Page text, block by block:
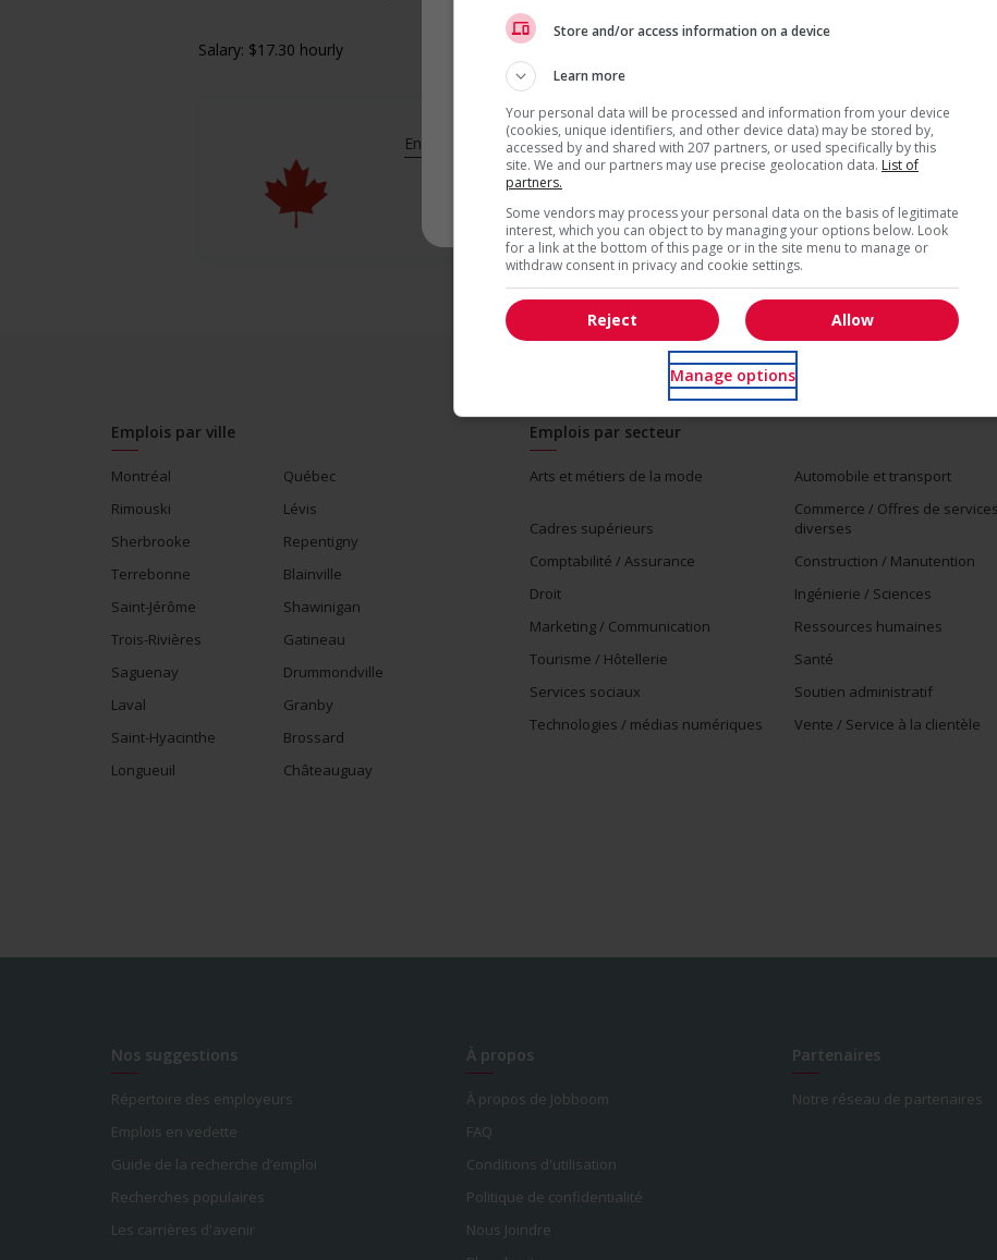
Recevez les emplois similaires
* Vous pouvez annuler cette alerte emploi à tout moment
Salary: $17.30 hourly
En savoir plus
Emplois par ville
Montréal
Québec
Rimouski
Lévis
Sherbrooke
Repentigny
Terrebonne
Blainville
Saint-Jérôme
Shawinigan
Trois-Rivières
Gatineau
Saguenay
Drummondville
Laval
Granby
Saint-Hyacinthe
Brossard
Longueuil
Châteauguay
Emplois par secteur
Arts et métiers de la mode Automobile et transport
Cadres supérieurs
Commerce / Offres de services
diverses
Comptabilité / Assurance
Construction / Manutention
Droit
Ingénierie / Sciences
Marketing / Communication
Ressources humaines
Tourisme / Hôtellerie
Santé
Services sociaux
Soutien administratif
Technologies / médias numériques
Vente / Service à la clientèle
Nos suggestions
Répertoire des employeurs
Emplois en vedette
Guide de la recherche d’emploi
Recherches populaires
Les carrières d'avenir
À propos
À propos de Jobboom
FAQ
Conditions d'utilisation
Politique de confidentialité
Nous Joindre
Partenaires
Notre réseau de partenaires
Store and/or access information on a device
Learn more
Your personal data will be processed and information from your device
(cookies, unique identifiers, and other device data) may be stored by,
accessed by and shared with 207 partners, or used specifically by this
site. We and our partners may use precise geolocation data. List of
partners.
Some vendors may process your personal data on the basis of legitimate
interest, which you can object to by managing your options below. Look
for a link at the bottom of this page or in the site menu to manage or
withdraw consent in privacy and cookie settings.
Allow
Reject
Manage options